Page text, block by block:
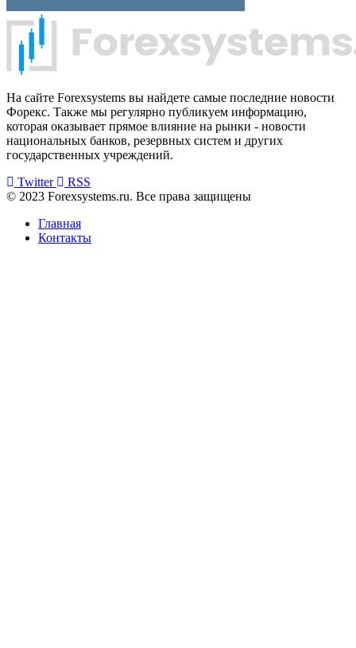
На сайте Forexsystems вы найдете самые последние новости
Форекс. Также мы регулярно публикуем информацию,
которая оказывает прямое влияние на рынки - новости
национальных банков, резервных систем и других
государственных учреждений.
Twitter
RSS
© 2023 Forexsystems.ru. Все права защищены
Главная
Контакты